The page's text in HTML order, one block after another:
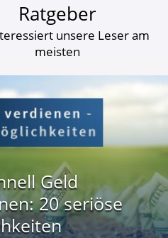
Ratgeber
unsere Leser am
meisten
Geld
20 seriöse